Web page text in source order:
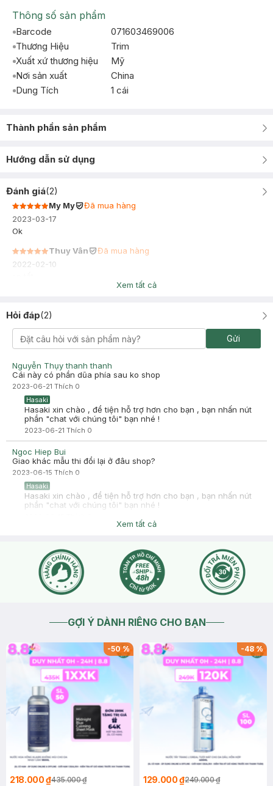
Thông số sản phẩm
Barcode
071603469006
Thương Hiệu
Trim
Xuất xứ thương hiệu
Mỹ
Nơi sản xuất
China
Dung Tích
1 cái
Thành phần sản phẩm
Hướng dẫn sử dụng
Đánh giá(2)
My My
Đã mua hàng
2023-03-17
Ok
Thuy Vân
Đã mua hàng
2022-02-10
Xem tất cả
Hỏi đáp(2)
Gửi
Nguyễn Thụy thanh thanh
Cái này có phần dũa phía sau ko shop
2023-06-21 Thích 0
Hasaki
Hasaki xin chào , để tiện hỗ trợ hơn cho bạn , bạn nhấn nút
phần "chat với chúng tôi" bạn nhé !
2023-06-21 Thích 0
Ngoc Hiep Bui
Giao khác mẫu thi đổi lại ở đâu shop?
2023-06-15 Thích 0
Hasaki
Hasaki xin chào , để tiện hỗ trợ hơn cho bạn , bạn nhấn nút
phần "chat với chúng tôi" bạn nhé !
Xem tất cả
GỢI Ý DÀNH RIÊNG CHO BẠN
-50%
218.000 ₫435.000 ₫
-48%
129.000 ₫249.000 ₫